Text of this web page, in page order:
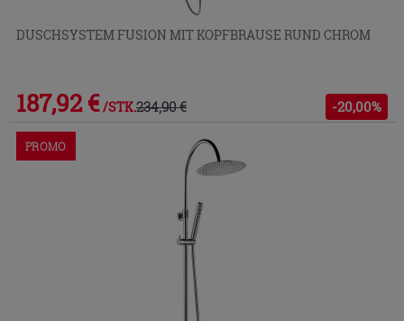
DUSCHSYSTEM FUSION MIT KOPFBRAUSE RUND CHROM
187,92 € /STK.234,90 € -20,00%
PROMO